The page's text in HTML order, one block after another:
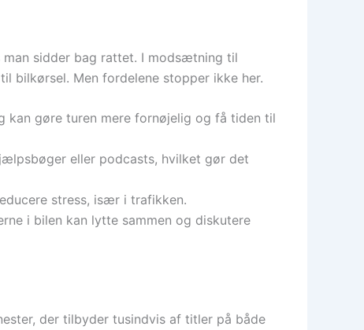
sidder bag rattet. I modsætning til
bilkørsel. Men fordelene stopper ikke her.
kan gøre turen mere fornøjelig og få tiden til
eller podcasts, hvilket gør det
stress, især i trafikken.
i bilen kan lytte sammen og diskutere
der tilbyder tusindvis af titler på både